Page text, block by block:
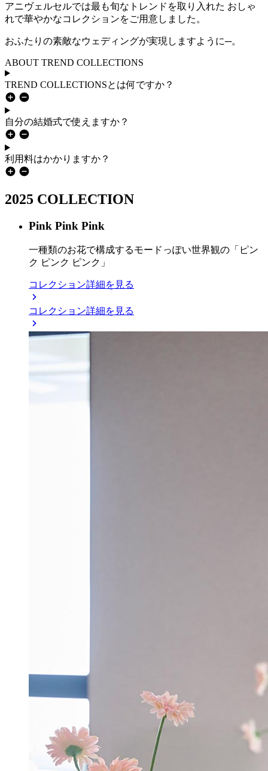
アニヴェルセルでは最も旬なトレンドを取り入れた おしゃ
れで華やかなコレクションをご用意しました。
おふたりの素敵なウェディングが実現しますように─。
ABOUT TREND COLLECTIONS
TREND COLLECTIONSとは何ですか？
自分の結婚式で使えますか？
利用料はかかりますか？
2025 COLLECTION
Pink Pink Pink
一種類のお花で構成するモードっぽい世界観の「ピン
ク ピンク ピンク」
コレクション詳細を見る
コレクション詳細を見る